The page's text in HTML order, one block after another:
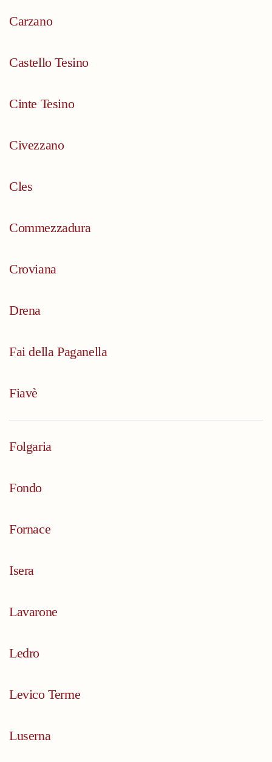
Carzano
Castello Tesino
Cinte Tesino
Civezzano
Cles
Commezzadura
Croviana
Drena
Fai della Paganella
Fiavè
Folgaria
Fondo
Fornace
Isera
Lavarone
Ledro
Levico Terme
Luserna